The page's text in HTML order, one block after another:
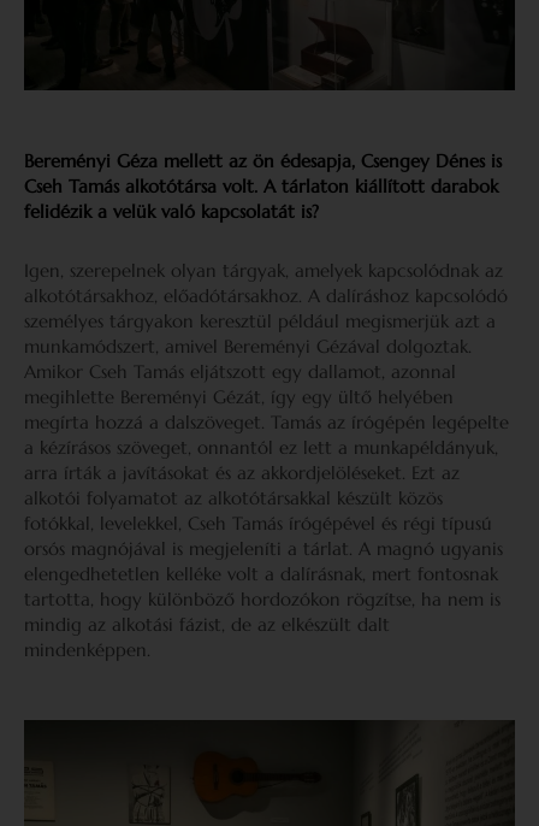
Bereményi Géza mellett az ön édesapja, Csengey Dénes is
Cseh Tamás alkotótársa volt. A tárlaton kiállított darabok
felidézik a velük való kapcsolatát is?
Igen, szerepelnek olyan tárgyak, amelyek kapcsolódnak az
alkotótársakhoz, előadótársakhoz. A dalíráshoz kapcsolódó
személyes tárgyakon keresztül például megismerjük azt a
munkamódszert, amivel Bereményi Gézával dolgoztak.
Amikor Cseh Tamás eljátszott egy dallamot, azonnal
megihlette Bereményi Gézát, így egy ültő helyében
megírta hozzá a dalszöveget. Tamás az írógépén legépelte
a kézírásos szöveget, onnantól ez lett a munkapéldányuk,
arra írták a javításokat és az akkordjelöléseket. Ezt az
alkotói folyamatot az alkotótársakkal készült közös
fotókkal, levelekkel, Cseh Tamás írógépével és régi típusú
orsós magnójával is megjeleníti a tárlat. A magnó ugyanis
elengedhetetlen kelléke volt a dalírásnak, mert fontosnak
tartotta, hogy különböző hordozókon rögzítse, ha nem is
mindig az alkotási fázist, de az elkészült dalt
mindenképpen.